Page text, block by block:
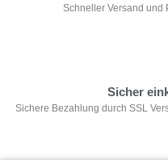
Schneller Versand und
Sicher
Sichere Bezahlung durch SSL